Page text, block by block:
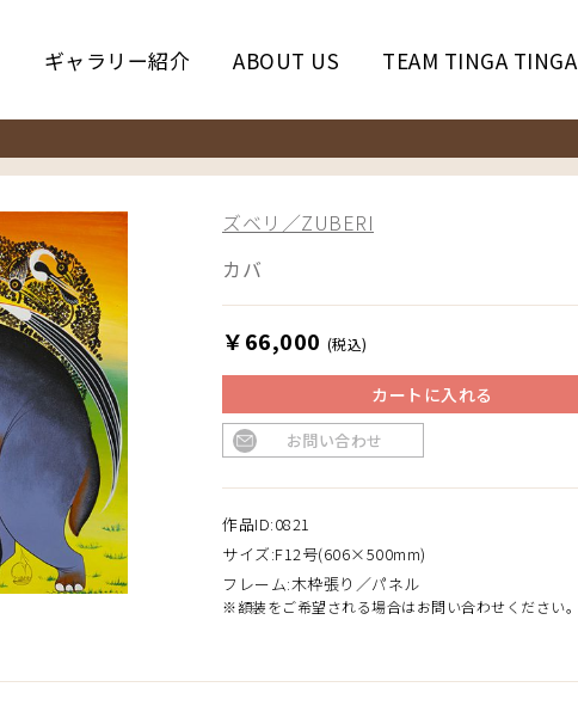
ギャラリー紹介 ABOUT US TEAM TINGA TINGA
ズベリ／ZUBERI
カバ
￥66,000 (税込)
カートに入れる
お問い合わせ
作品ID:0821
サイズ:F12号(606×500mm)
フレーム:木枠張り／パネル
※額装をご希望される場合はお問い合わせください。